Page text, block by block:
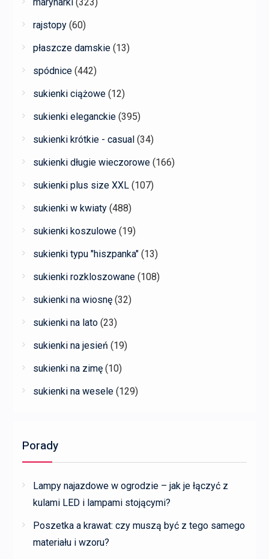
rajstopy (60)
płaszcze damskie (13)
spódnice (442)
sukienki ciążowe (12)
sukienki eleganckie (395)
sukienki krótkie - casual (34)
sukienki długie wieczorowe (166)
sukienki plus size XXL (107)
sukienki w kwiaty (488)
sukienki koszulowe (19)
sukienki typu "hiszpanka" (13)
sukienki rozkloszowane (108)
sukienki na wiosnę (32)
sukienki na lato (23)
sukienki na jesień (19)
sukienki na zimę (10)
sukienki na wesele (129)
Porady
Lampy najazdowe w ogrodzie – jak je łączyć z
kulami LED i lampami stojącymi?
Poszetka a krawat: czy muszą być z tego samego
materiału i wzoru?